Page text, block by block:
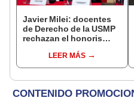
Javier Milei: docentes
de Derecho de la USMP
rechazan el honoris
presidente de Argentina
LEER MÁS